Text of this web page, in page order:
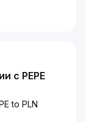
с PEPE
to PLN